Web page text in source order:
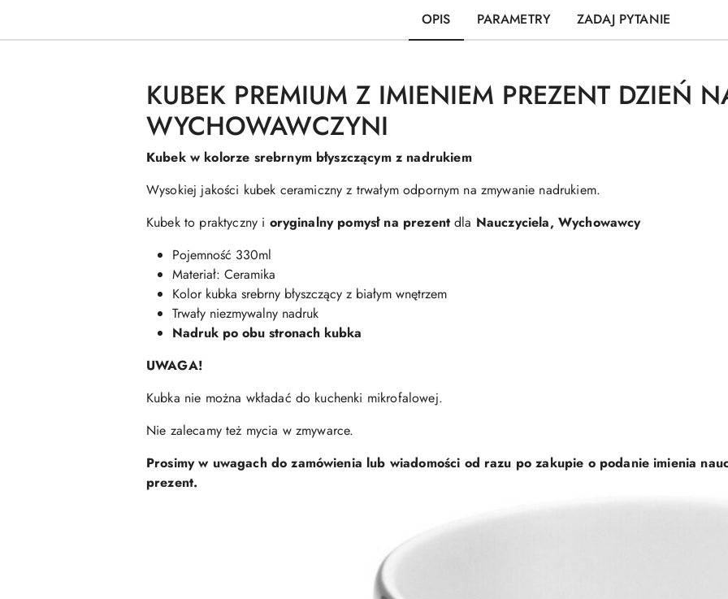
OPIS PARAMETRY ZADAJ PYTANIE
KUBEK PREMIUM Z IMIENIEM PREZENT DZIEŃ
WYCHOWAWCZYNI
Kubek w kolorze srebrnym błyszczącym z nadrukiem
Wysokiej jakości kubek ceramiczny z trwałym odpornym na zmywanie nadrukiem.
Kubek to praktyczny i oryginalny pomysł na prezent dla Nauczyciela, Wychowawcy
Pojemność 330ml
Materiał: Ceramika
Kolor kubka srebrny błyszczący z białym wnętrzem
Trwały niezmywalny nadruk
Nadruk po obu stronach kubka
UWAGA!
Kubka nie można wkładać do kuchenki mikrofalowej.
Nie zalecamy też mycia w zmywarce.
Prosimy w uwagach do zamówienia lub wiadomości od razu po zakupie o podanie imienia
prezent.